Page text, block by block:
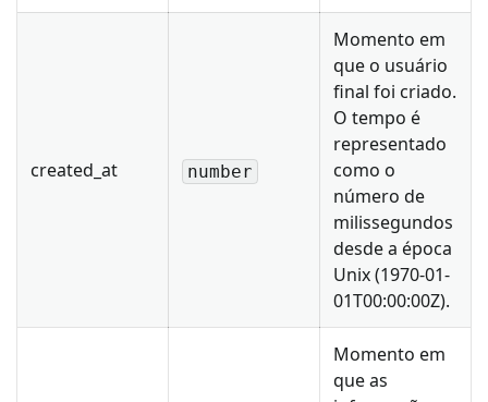
created_at number
Momento em
que o usuário
final foi criado.
O tempo é
representado
como o
número de
milissegundos
desde a época
Unix (1970-01-
01T00:00:00Z).
Momento em
que as